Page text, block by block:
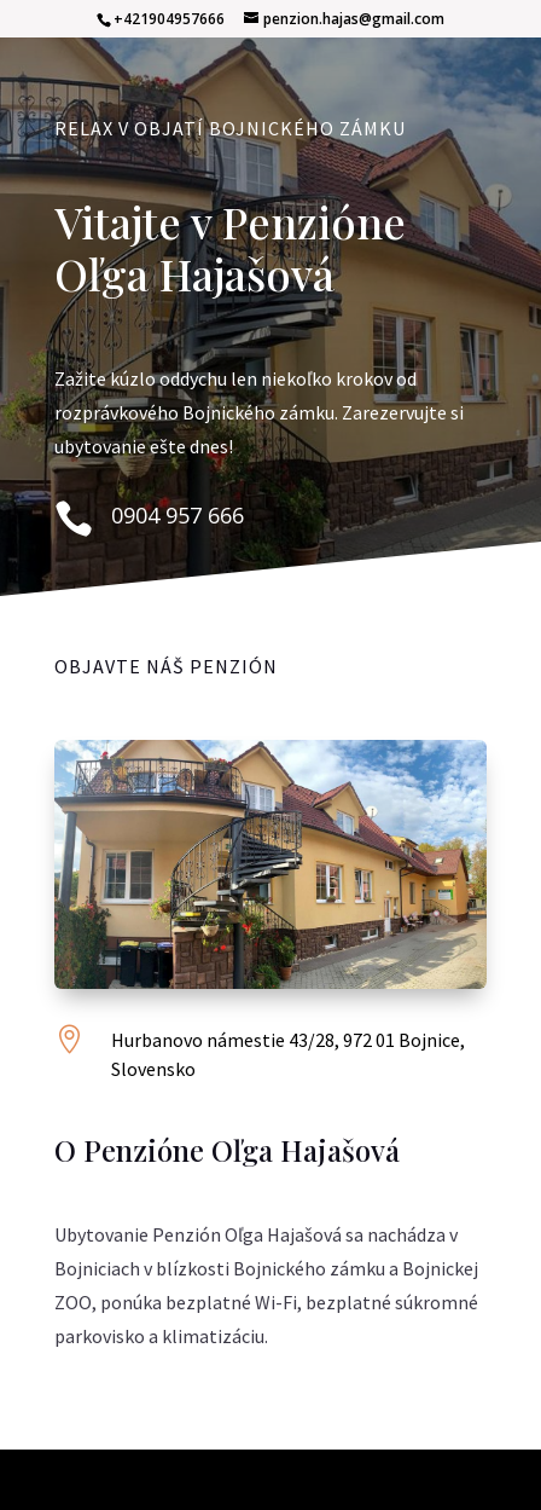
+421904957666 penzion.hajas@gmail.com
RELAX V OBJATÍ BOJNICKÉHO ZÁMKU
Vitajte v Penzióne
Oľga Hajašová
Zažite kúzlo oddychu len niekoľko krokov od
rozprávkového Bojnického zámku. Zarezervujte si
ubytovanie ešte dnes!
 0904 957 666
OBJAVTE NÁŠ PENZIÓN

Hurbanovo námestie 43/28, 972 01 Bojnice,
Slovensko
O Penzióne Oľga Hajašová
Ubytovanie Penzión Oľga Hajašová sa nachádza v
Bojniciach v blízkosti Bojnického zámku a Bojnickej
ZOO, ponúka bezplatné Wi-Fi, bezplatné súkromné
parkovisko a klimatizáciu.